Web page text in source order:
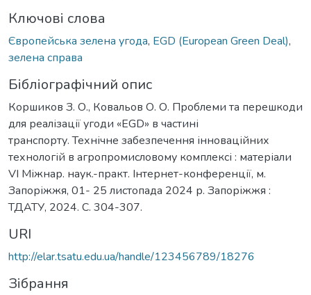
Ключові слова
Європейська зелена угода, EGD (European Green Deal),
зелена справа
Бібліографічний опис
Коршиков З. О., Ковальов О. О. Проблеми та перешкоди
для реалізації угоди «EGD» в частині
транспорту. Технічне забезпечення інноваційних
технологій в агропромисловому комплексі : матеріали
VІ Міжнар. наук.-практ. Інтернет-конференції, м.
Запоріжжя, 01- 25 листопада 2024 р. Запоріжжя :
ТДАТУ, 2024. С. 304-307.
URI
http://elar.tsatu.edu.ua/handle/123456789/18276
Зібрання